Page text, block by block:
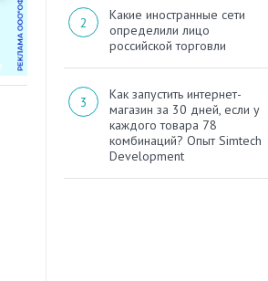
Какие иностранные сети
определили лицо
российской торговли
Как запустить интернет-
магазин за 30 дней, если у
каждого товара 78
комбинаций? Опыт Simtech
Development